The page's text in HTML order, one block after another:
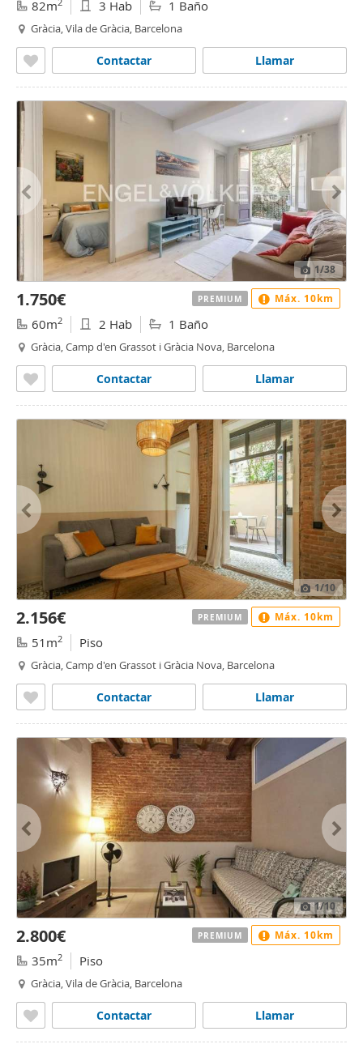
82m 3 Hab 1 Baño
Gràcia, Vila de Gràcia, Barcelona
Llamar
Contactar
1/38
1.750€
60m2 2 Hab 1 Baño
Gràcia, Camp d'en Grassot i Gràcia Nova, Barcelona
Llamar
Contactar
PREMIUM Máx. 10km
1/10
2.156€
51m2 Piso
Gràcia, Camp d'en Grassot i Gràcia Nova, Barcelona
Llamar
Contactar
PREMIUM Máx. 10km
1/10
2.800€
35m2 Piso
Gràcia, Vila de Gràcia, Barcelona
Llamar
Contactar
PREMIUM Máx. 10km